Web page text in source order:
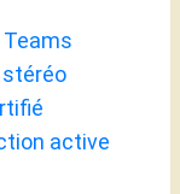
Teams
active